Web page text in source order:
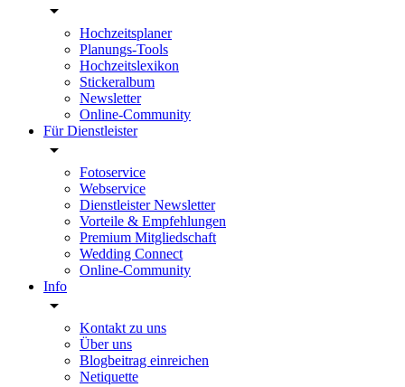
Hochzeitsplaner
Planungs-Tools
Hochzeitslexikon
Stickeralbum
Newsletter
Online-Community
Für Dienstleister
Fotoservice
Webservice
Dienstleister Newsletter
Vorteile & Empfehlungen
Premium Mitgliedschaft
Wedding Connect
Online-Community
Info
Kontakt zu uns
Über uns
Blogbeitrag einreichen
Netiquette